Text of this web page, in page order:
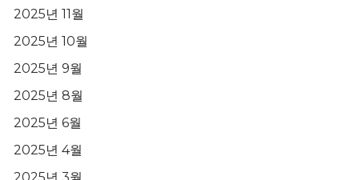
2025년 11월
2025년 10월
2025년 9월
2025년 8월
2025년 6월
2025년 4월